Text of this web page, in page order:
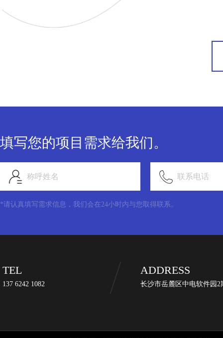
填写您的项目需求给我们。
称呼姓名 联系电话
*请认真填写需求信息，我们会在24小时内与您取得联系。
TEL
137 6242 1082
ADDRESS
长沙市岳麓区中电软件园2